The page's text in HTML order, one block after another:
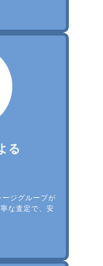
る
ジグループが
な査定で、安